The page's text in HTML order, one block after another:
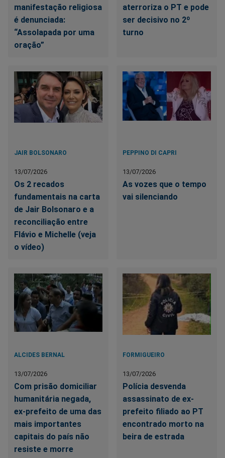
manifestação religiosa
é denunciada:
“Assolapada por uma
oração”
aterroriza o PT e pode
ser decisivo no 2º
turno
JAIR BOLSONARO
13/07/2026
Os 2 recados
fundamentais na carta
de Jair Bolsonaro e a
reconciliação entre
Flávio e Michelle (veja
o vídeo)
PEPPINO DI CAPRI
13/07/2026
As vozes que o tempo
vai silenciando
ALCIDES BERNAL
13/07/2026
Com prisão domiciliar
humanitária negada,
ex-prefeito de uma das
mais importantes
capitais do país não
resiste e morre
FORMIGUEIRO
13/07/2026
Polícia desvenda
assassinato de ex-
prefeito filiado ao PT
encontrado morto na
beira de estrada